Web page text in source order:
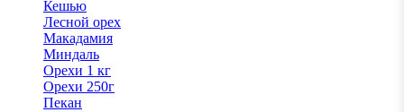
Кешью
Лесной орех
Макадамия
Миндаль
Орехи 1 кг
Орехи 250г
Пекан